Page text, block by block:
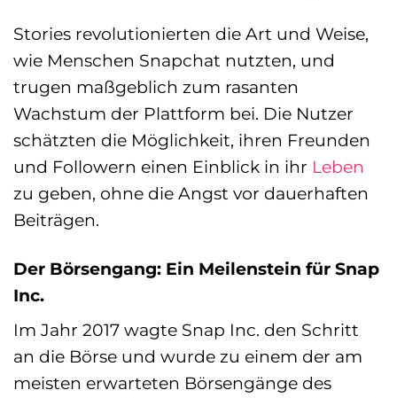
Stories revolutionierten die Art und Weise,
wie Menschen Snapchat nutzten, und
trugen maßgeblich zum rasanten
Wachstum der Plattform bei. Die Nutzer
schätzten die Möglichkeit, ihren Freunden
und Followern einen Einblick in ihr Leben
zu geben, ohne die Angst vor dauerhaften
Beiträgen.
Der Börsengang: Ein Meilenstein für Snap
Inc.
Im Jahr 2017 wagte Snap Inc. den Schritt
an die Börse und wurde zu einem der am
meisten erwarteten Börsengänge des